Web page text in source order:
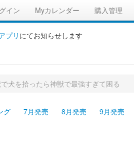
イン Myカレンダー 購入管理
プリ にてお知らせします
犬を拾ったら神獣で最強すぎて困る
グ 7月発売 8月発売 9月発売